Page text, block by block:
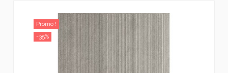
Promo !
-35%